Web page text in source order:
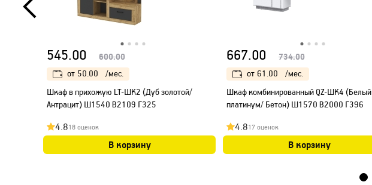
545.00 600.00
от 50.00
/мес.
Шкаф в прихожую LT-ШК2 (Дуб золотой/
Антрацит) Ш1540 В2109 Г325
4.818 оценок
В корзину
667.00 734.00
от 61.00
/мес.
Шкаф комбинированный QZ-ШК4 (Белый
платинум/ Бетон) Ш1570 В2000 Г396
4.817 оценок
В корзину